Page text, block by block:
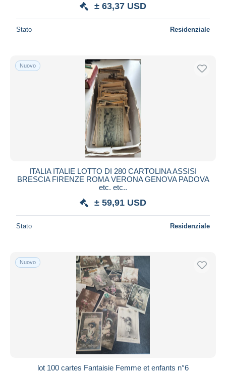
± 63,37 USD
Stato Residenziale
Nuovo
ITALIA ITALIE LOTTO DI 280 CARTOLINA ASSISI
BRESCIA FIRENZE ROMA VERONA GENOVA PADOVA
etc. etc..
± 59,91 USD
Stato Residenziale
Nuovo
lot 100 cartes Fantaisie Femme et enfants n°6